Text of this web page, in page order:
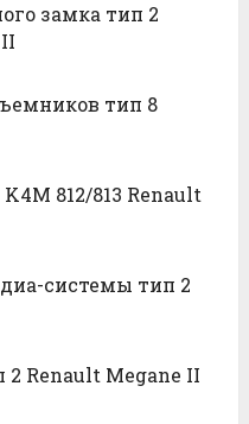
замка тип 2
тип 8
812/813 Renault
системы тип 2
2 Renault Megane II